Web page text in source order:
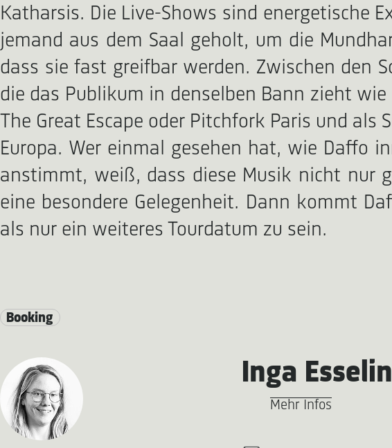
Katharsis. Die Live-Shows sind energetische
jemand aus dem Saal geholt, um die
dass sie fast greifbar werden. Zwischen den
die das Publikum in denselben Bann zieht
The Great Escape oder Pitchfork Paris und
Europa. Wer einmal gesehen hat, wie Daffo
anstimmt, weiß, dass diese Musik nicht nur
eine besondere Gelegenheit. Dann kommt
als nur ein weiteres Tourdatum zu sein.
Booking
Inga
Mehr Infos